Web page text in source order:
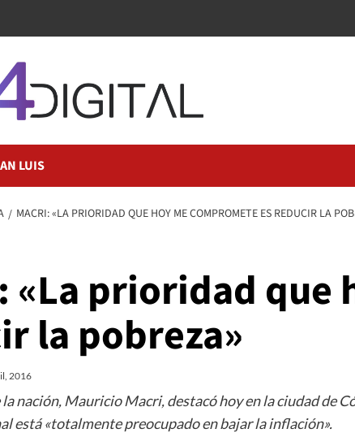
LUIS
MACRI: «LA PRIORIDAD QUE HOY ME COMPROMETE ES REDUCIR LA
«La prioridad que
la pobreza»
2016
nación, Mauricio Macri, destacó hoy en la ciudad de
está «totalmente preocupado en bajar la inflación».